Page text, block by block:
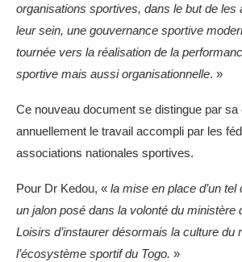
organisations sportives, dans le but de les
leur sein, une gouvernance sportive
tournée vers la réalisation de la
sportive mais aussi organisationnelle. »
Ce nouveau document se distingue par
annuellement le travail accompli par les
associations nationales sportives.
Pour Dr Kedou, « la mise en place d’un
un jalon posé dans la volonté du ministère
Loisirs d’instaurer désormais la culture du
l’écosystème sportif du Togo. »